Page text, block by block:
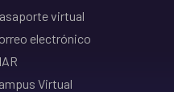
virtual
electrónico
Virtual